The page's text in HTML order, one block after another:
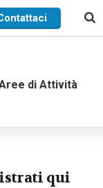
di Attività
qui